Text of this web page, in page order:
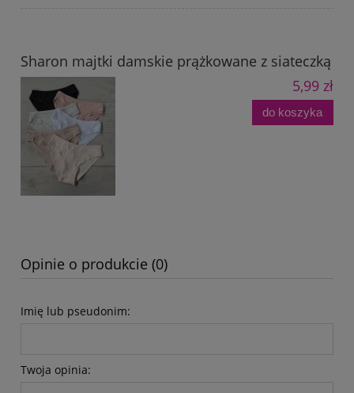
Sharon majtki damskie prążkowane z siateczką
5,99 zł
do koszyka
Opinie o produkcie (0)
Imię lub pseudonim:
Twoja opinia: